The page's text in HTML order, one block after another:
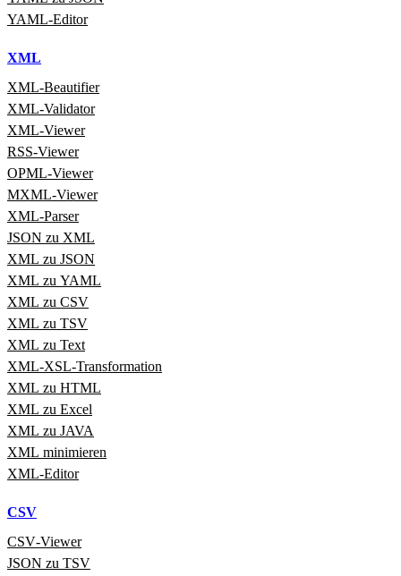
YAML‑Editor
XML
XML‑Beautifier
XML‑Validator
XML‑Viewer
RSS‑Viewer
OPML‑Viewer
MXML‑Viewer
XML‑Parser
JSON zu XML
XML zu JSON
XML zu YAML
XML zu CSV
XML zu TSV
XML zu Text
XML‑XSL‑Transformation
XML zu HTML
XML zu Excel
XML zu JAVA
XML minimieren
XML‑Editor
CSV
CSV‑Viewer
JSON zu TSV